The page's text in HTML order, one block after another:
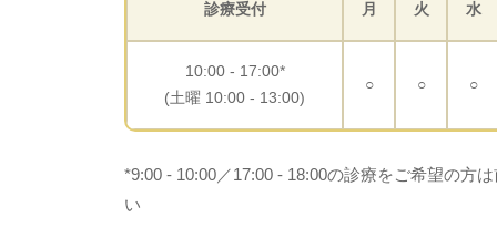
診療受付 月 火 水
10:00 - 17:00*
(土曜 10:00 - 13:00)
○ ○ ○
*9:00 - 10:00／17:00 - 18:00の診療をご希望の方
い